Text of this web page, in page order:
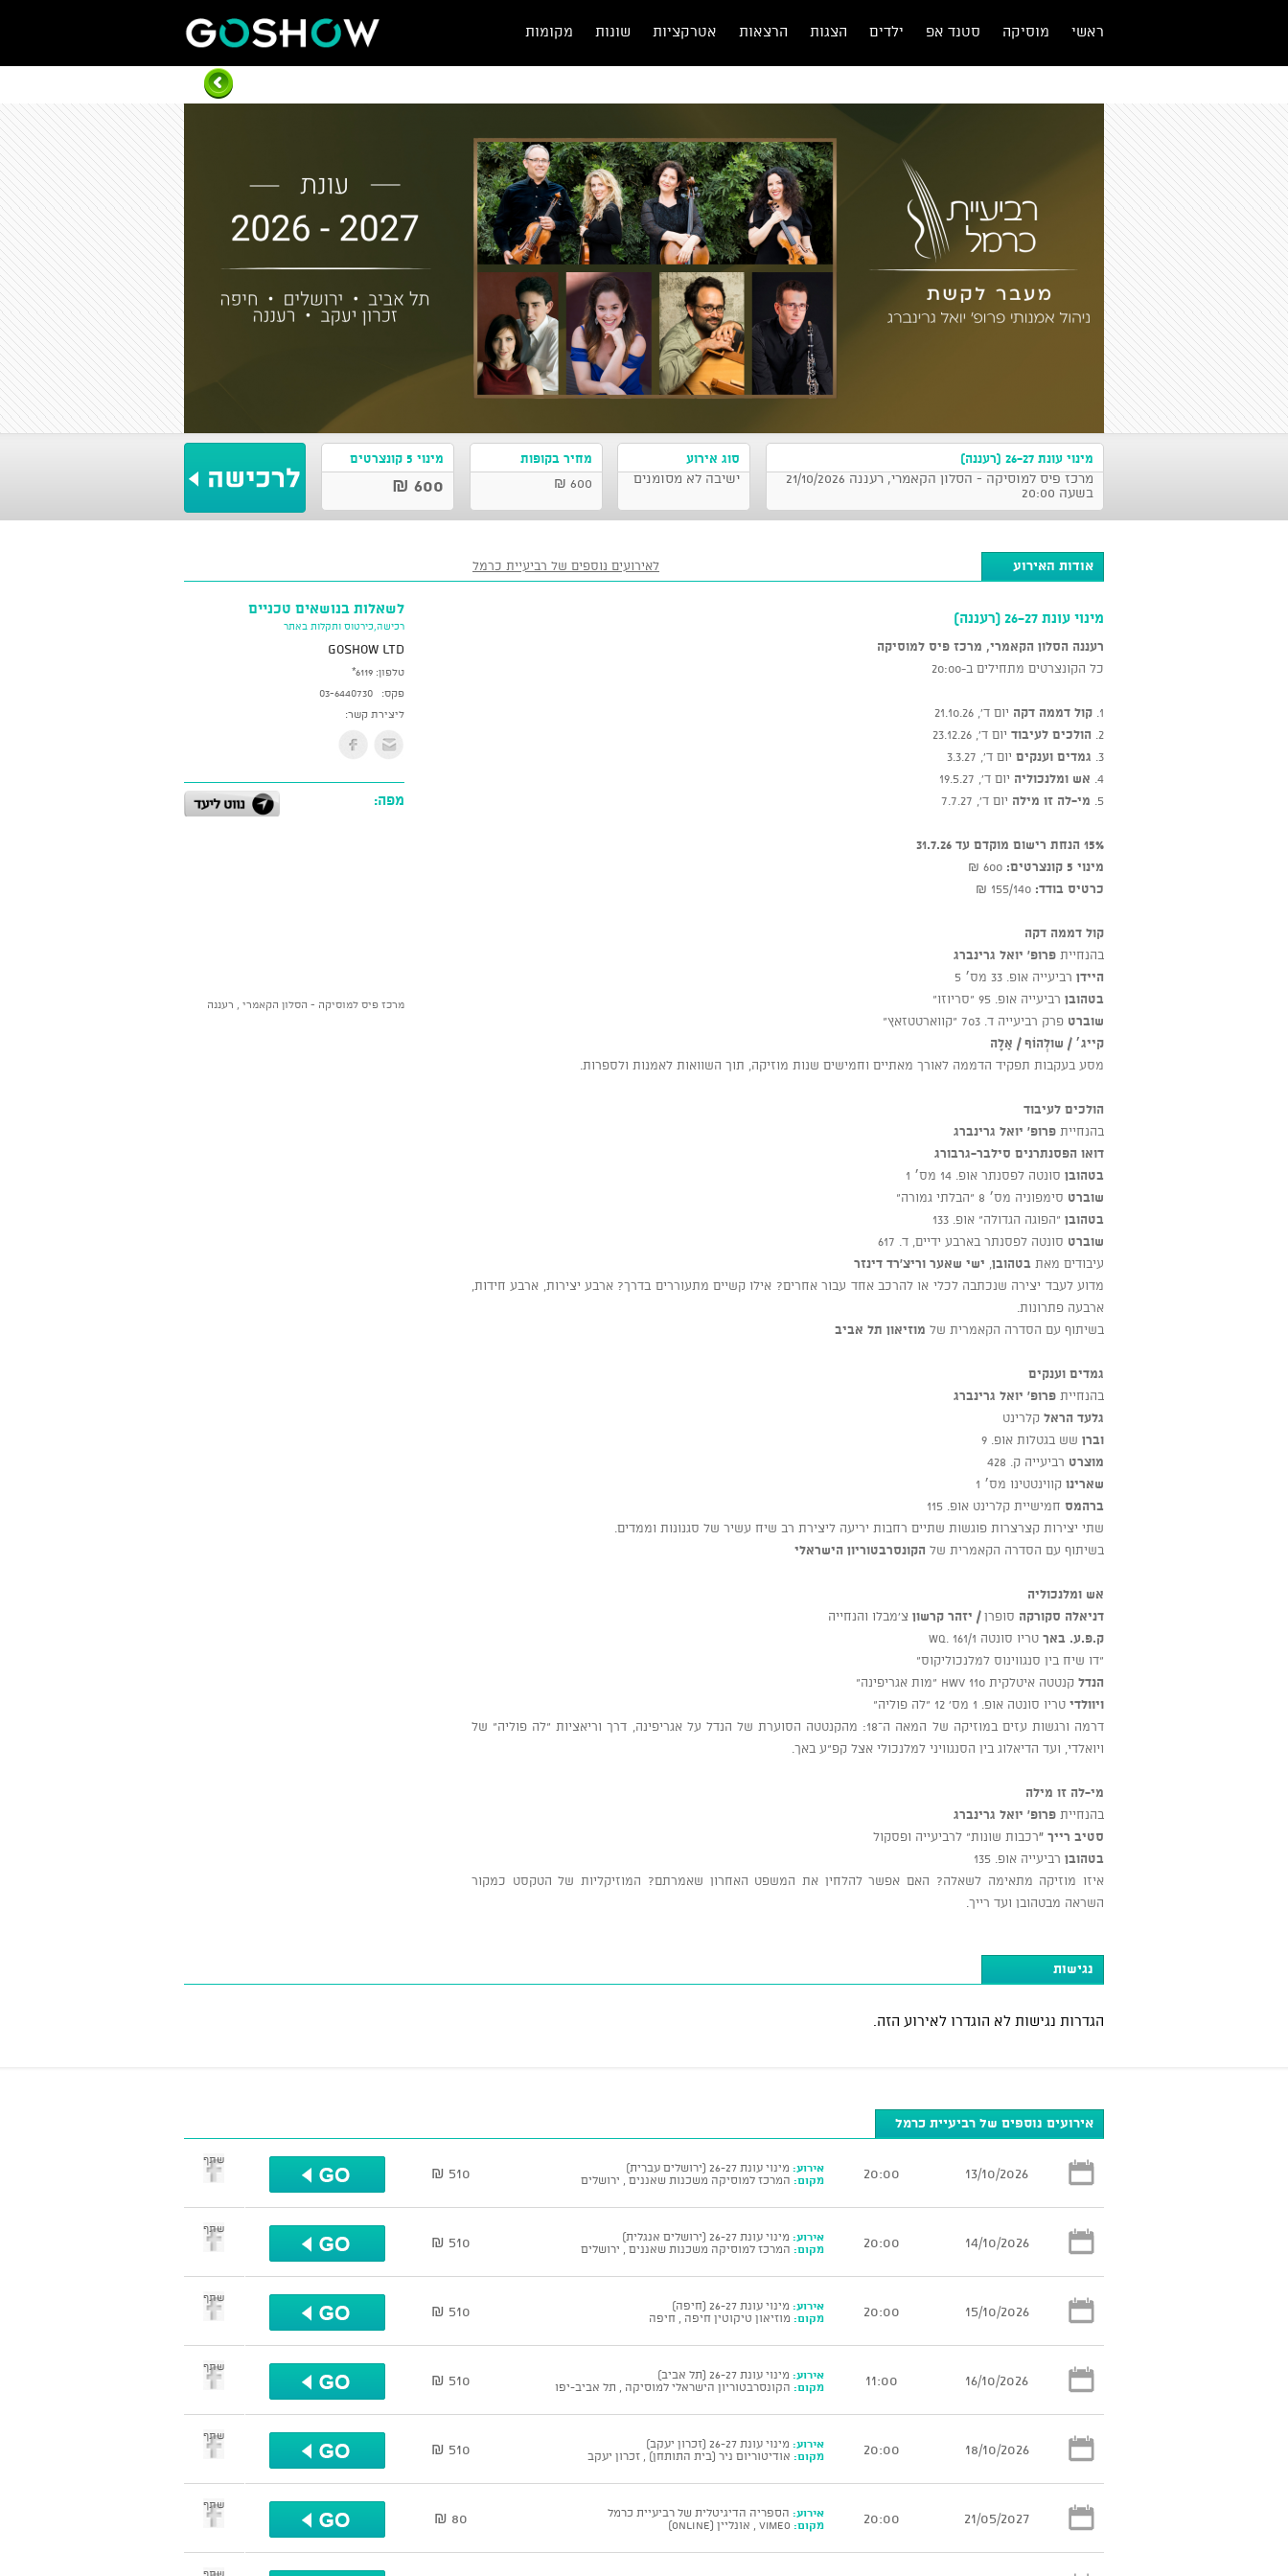
ראשי מוסיקה סטנד אפ ילדים הצגות הרצאות אטרקציות שונות מקומות
מינוי עונת 26-27 (רעננה)
מרכז פיס למוסיקה - הסלון הקאמרי, רעננה 21/10/2026
בשעה 20:00
סוג אירוע
ישיבה לא מסומנים
מחיר בקופות
600 ₪
מינוי 5 קונצרטים
600 ₪
אודות האירוע לאירועים נוספים של רביעיית כרמל
מינוי עונת 26-27 (רעננה)
רעננה הסלון הקאמרי, מרכז פיס למוסיקה
כל הקונצרטים מתחילים ב-20:00
1. קול דממה דקה יום ד', 21.10.26
2. הולכים לעיבוד יום ד’, 23.12.26
3. גמדים וענקים יום ד’, 3.3.27
4. אש ומלנכוליה יום ד’, 19.5.27
5. מי-לה זו מילה יום ד', 7.7.27
15% הנחת רישום מוקדם עד 31.7.26
מינוי 5 קונצרטים:
כרטיס בודד:
קול דממה דקה
בהנחיית פרופ' יואל גרינברג
היידן רביעייה אופ. 33 מס׳ 5
בטהובן רביעייה אופ. 95 “סריוזו”
שוברט פרק רביעייה ד. 703 “קווארטטזאץ”
קייג׳ / שולְהוֹף / אָלֶה
מסע בעקבות תפקיד הדממה לאורך מאתיים וחמישים שנות מוזיקה, תוך השוואות לאמנות ולספרות.
הולכים לעיבוד
בהנחיית פרופ' יואל גרינברג
דואו הפסנתרנים סילבר-גרבורג
בטהובן סונטה לפסנתר אופ. 14 מס׳ 1
שוברט סימפוניה מס׳ 8 “הבלתי גמורה”
בטהובן “הפוגה הגדולה” אופ. 133
שוברט סונטה לפסנתר בארבע ידיים, ד. 617
עיבודים מאת בטהובן ישי שאער וריצ’רד דינזר
מדוע לעבד יצירה שנכתבה לכלי או להרכב אחד עבור אחרים? אילו קשיים מתעוררים בדרך? ארבע יצירות, ארבע חידות,
ארבעה פתרונות.
בשיתוף עם הסדרה הקאמרית של מוזיאון תל אביב
גמדים וענקים
בהנחיית פרופ' יואל גרינברג
גלעד הראל קלרינט
וברן שש בגטלות אופ. 9
מוצרט רביעייה ק. 428
שארינו קווינטטינו מס׳ 1
ברהמס חמישיית קלרינט אופ. 115
שתי יצירות קצרצרות פוגשות שתיים רחבות יריעה ליצירת רב שיח עשיר של סגנונות וממדים.
בשיתוף עם הסדרה הקאמרית של הקונסרבטוריון הישראלי
אש ומלנכוליה
דניאלה סקורקה סופרן/ יזהר קרשון צ’מבלו והנחייה
ק.פ.ע. באך טריו סונטה Wq. 161/1
“דו שיח בין סנגווינוס למלנכוליקוס”
הנדל קנטטה איטלקית HWV 110 “מות אגריפינה”
ויוולדי טריו סונטה אופ. 1 מס' 12 “לה פוליה”
דרמה ורגשות עזים במוזיקה של המאה ה־18: מהקנטטה הסוערת של הנדל על אגריפינה, דרך וריאציות “לה פוליה” של
ויואלדי, ועד הדיאלוג בין הסנגוויני למלנכולי אצל קפ”ע באך.
מי-לה זו מילה
בהנחיית פרופ' יואל גרינברג
סטיב רייך “רכבות שונות” לרביעייה ופסקול
בטהובן רביעייה אופ. 135
איזו מוזיקה מתאימה לשאלה? האם אפשר להלחין את המשפט האחרון שאמרתם? המוזיקליות של הטקסט כמקור
השראה מבטהובן ועד רייך.
לשאלות בנושאים טכניים
רכישה,כירטוס ותקלות באתר
GoShow LTD
טלפון: *6119
פקס:
03-6440730
ליצירת קשר:
מפה:
מרכז פיס למוסיקה - הסלון הקאמרי , רעננה
נגישות
הגדרות נגישות לא הוגדרו לאירוע הזה.
אירועים נוספים של רביעיית כרמל
13/10/2026
20:00 אירוע: מינוי עונת 26-27 (ירושלים עברית)
מקום: המרכז למוסיקה משכנות שאננים , ירושלים 510 ₪
שתף
14/10/2026
20:00 אירוע: מינוי עונת 26-27 (ירושלים אנגלית)
מקום: המרכז למוסיקה משכנות שאננים , ירושלים 510 ₪
שתף
15/10/2026
20:00 אירוע: מינוי עונת 26-27 (חיפה)
מקום: מוזיאון טיקוטין חיפה , חיפה 510 ₪
שתף
16/10/2026
11:00 אירוע: מינוי עונת 26-27 (תל אביב)
מקום: הקונסרבטוריון הישראלי למוסיקה , תל אביב-יפו 510 ₪
שתף
18/10/2026
20:00 אירוע: מינוי עונת 26-27 (זכרון יעקב)
מקום: אודיטוריום ניר (בית התותחן) , זכרון יעקב 510 ₪
שתף
21/05/2027
20:00 אירוע: הספריה הדיגיטלית של רביעיית כרמל
מקום:
80 ₪
שתף
שתף